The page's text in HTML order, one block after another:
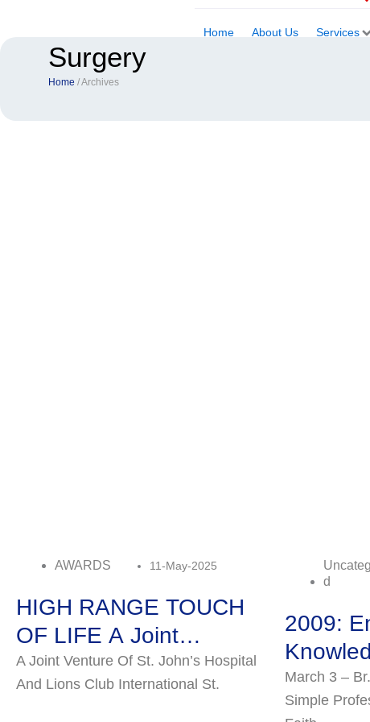
Home About Us Services
Surgery
Home / Archives
AWARDS 11-May-2025
HIGH RANGE TOUCH
OF LIFE A Joint
Venture Of St. John’s
Hospital & Lions…
A Joint Venture Of St. John’s Hospital
And Lions Club International St.
D
2009:
March 3 –
Simple